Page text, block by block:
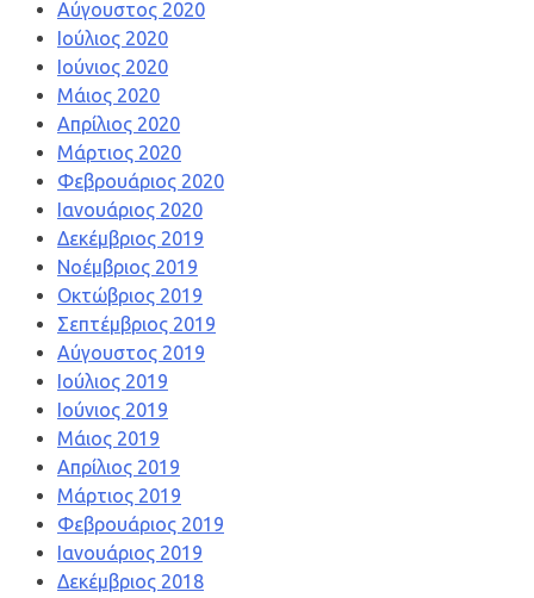
Αύγουστος 2020
Ιούλιος 2020
Ιούνιος 2020
Μάιος 2020
Απρίλιος 2020
Μάρτιος 2020
Φεβρουάριος 2020
Ιανουάριος 2020
Δεκέμβριος 2019
Νοέμβριος 2019
Οκτώβριος 2019
Σεπτέμβριος 2019
Αύγουστος 2019
Ιούλιος 2019
Ιούνιος 2019
Μάιος 2019
Απρίλιος 2019
Μάρτιος 2019
Φεβρουάριος 2019
Ιανουάριος 2019
Δεκέμβριος 2018